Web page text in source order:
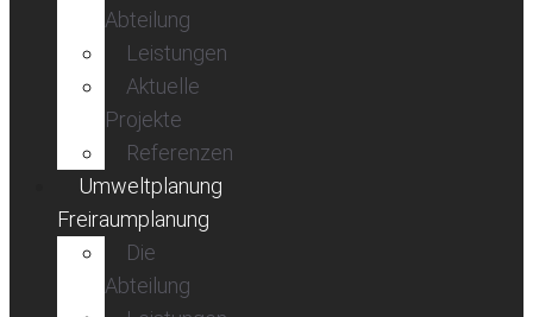
Abteilung
Leistungen
Aktuelle
Projekte
Referenzen
Umweltplanung
Freiraumplanung
Die
Abteilung